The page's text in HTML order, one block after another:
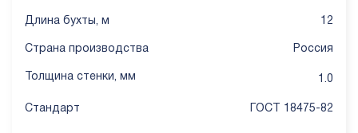
Длина бухты, м 12
Страна производства Россия
Толщина стенки, мм 1.0
Стандарт ГОСТ 18475-82